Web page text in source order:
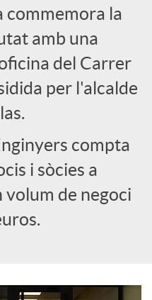
commemora la
amb una
del Carrer
per l'alcalde
compta
i sòcies a
volum de negoci